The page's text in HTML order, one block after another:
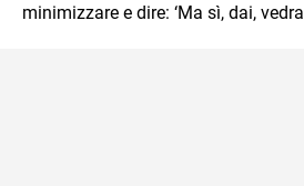
minimizzare e dire: ‘Ma sì, dai,